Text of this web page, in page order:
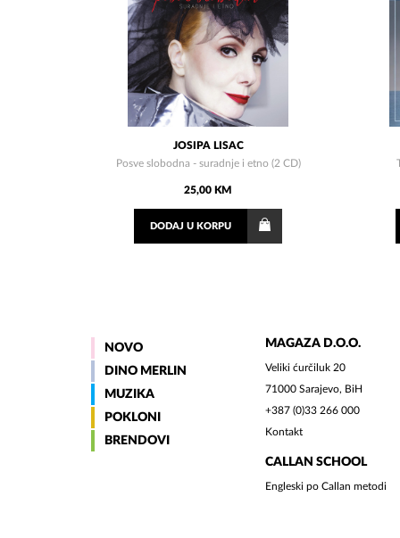
JOSIPA LISAC
Posve slobodna - suradnje i etno (2 CD)
25,00 KM
DODAJ U KORPU
NOVO
DINO MERLIN
MUZIKA
POKLONI
BRENDOVI
MAGAZA D.O.O.
Veliki ćurčiluk 20
71000 Sarajevo, BiH
+387 (0)33 266 000
Kontakt
CALLAN SCHOOL
Engleski po Callan metodi